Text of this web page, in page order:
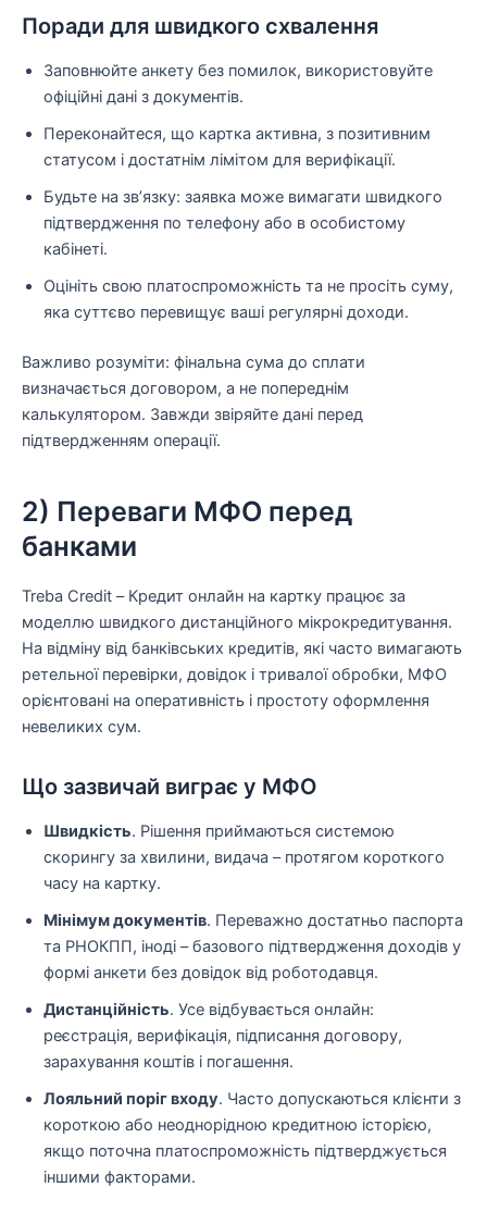
Поради для швидкого схвалення
Заповнюйте анкету без помилок, використовуйте
офіційні дані з документів.
Переконайтеся, що картка активна, з позитивним
статусом і достатнім лімітом для верифікації.
Будьте на зв’язку: заявка може вимагати швидкого
підтвердження по телефону або в особистому
кабінеті.
Оцініть свою платоспроможність та не просіть суму,
яка суттєво перевищує ваші регулярні доходи.
Важливо розуміти: фінальна сума до сплати
визначається договором, а не попереднім
калькулятором. Завжди звіряйте дані перед
підтвердженням операції.
2) Переваги МФО перед
банками
Treba Credit – Кредит онлайн на картку працює за
моделлю швидкого дистанційного мікрокредитування.
На відміну від банківських кредитів, які часто вимагають
ретельної перевірки, довідок і тривалої обробки, МФО
орієнтовані на оперативність і простоту оформлення
невеликих сум.
Що зазвичай виграє у МФО
Швидкість. Рішення приймаються системою
скорингу за хвилини, видача – протягом короткого
часу на картку.
Мінімум документів. Переважно достатньо паспорта
та РНОКПП, іноді – базового підтвердження доходів у
формі анкети без довідок від роботодавця.
Дистанційність. Усе відбувається онлайн:
реєстрація, верифікація, підписання договору,
зарахування коштів і погашення.
Лояльний поріг входу. Часто допускаються клієнти з
короткою або неоднорідною кредитною історією,
якщо поточна платоспроможність підтверджується
іншими факторами.